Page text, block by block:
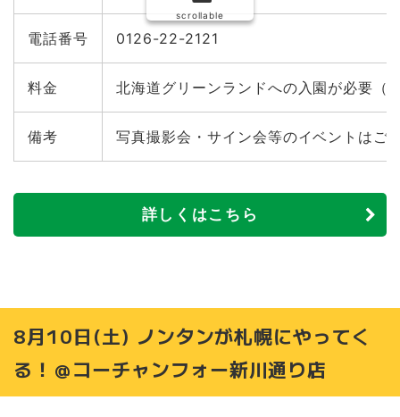
電話番号 0126-22-2121
料金 北海道グリーンランドへの入園が必要（
備考 写真撮影会・サイン会等のイベントはご
scrollable
詳しくはこちら
8月10日(土) ノンタンが札幌にやってく
る！＠コーチャンフォー新川通り店